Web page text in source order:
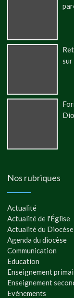
sur
Nos rubriques
Actualité
Actualité de l'Église
Actualité du Diocèse
Agenda du diocèse
Communication
Education
Enseignement
Enseignement
Evènements